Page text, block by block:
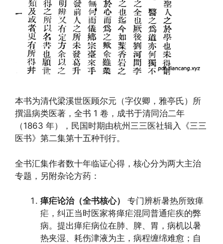
本书为清代梁溪世医顾尔元（字仪卿，雅亭氏）所
撰温病类医著，全书 1 卷，成书于清同治二年
（1863 年），民国时期由杭州三三医社辑入《三三
医书》第二集第十五种刊行。
全书汇集作者数十年临证心得，核心分为两大主治
专题，另附杂论方药：
瘅疟论治（全书核心）
专门辨析暑热所致瘅
疟，纠正当时医家将瘅疟混同普通疟疾的弊
病。提出瘅疟病位在肺、脾、胃，病机以暑
热夹湿、耗伤津液为主，病程缠绵难愈；自